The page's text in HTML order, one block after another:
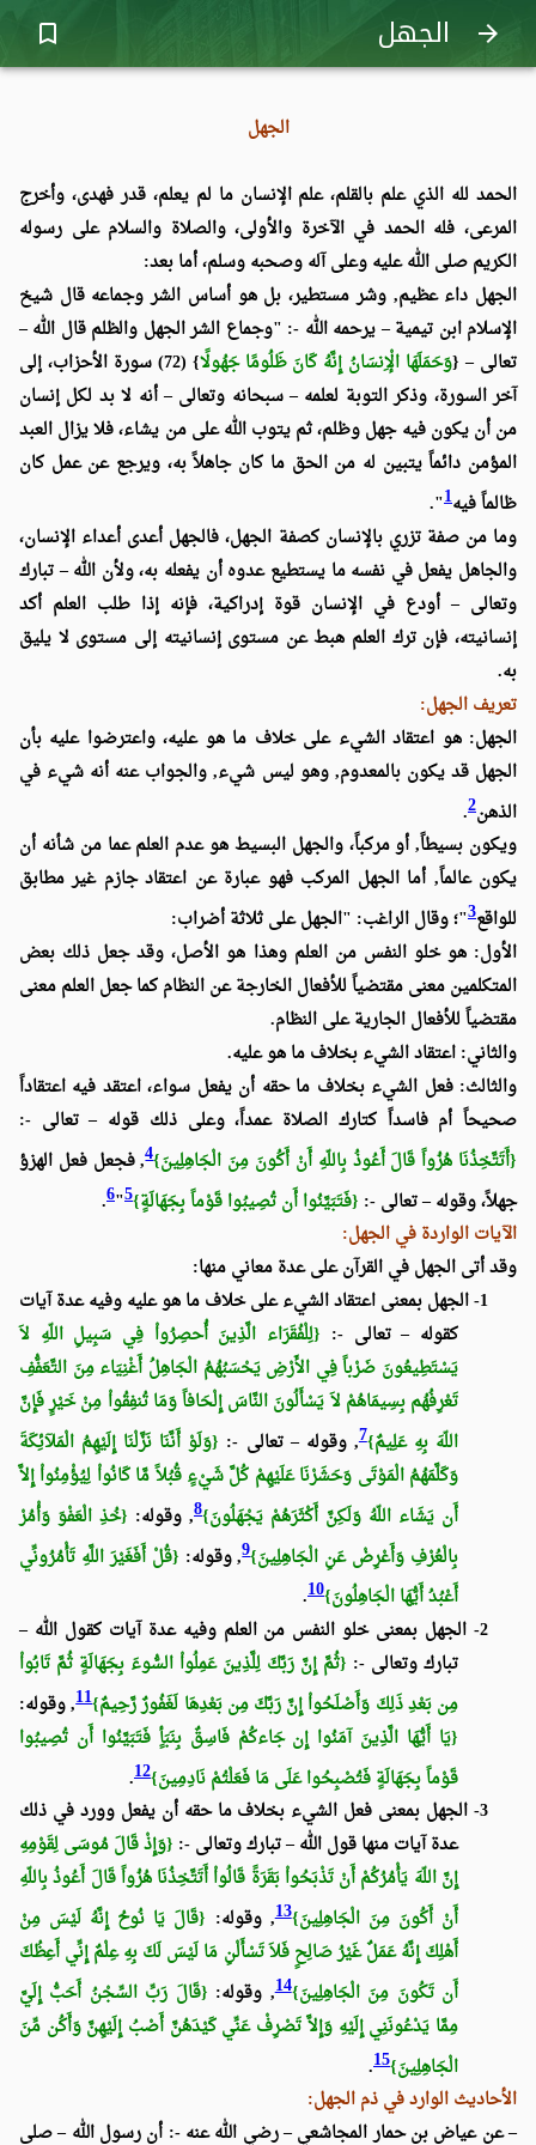
arrow_forward الجهل bookmark_border
الجهل
الحمد لله الذي علم بالقلم، علم الإنسان ما لم يعلم، قدر فهدى، وأخرج
المرعى، فله الحمد في الآخرة والأولى، والصلاة والسلام على رسوله
الكريم صلى الله عليه وعلى آله وصحبه وسلم، أما بعد:
الجهل داء عظيم, وشر مستطير، بل هو أساس الشر وجماعه قال شيخ
الإسلام ابن تيمية – يرحمه الله -: "وجماع الشر الجهل والظلم قال الله –
تعالى – {وَحَمَلَهَا الْإِنسَانُ إِنَّهُ كَانَ ظَلُومًا جَهُولًا} (72) سورة الأحزاب
، إلى
آخر السورة، وذكر التوبة لعلمه – سبحانه وتعالى – أنه لا بد لكل إنسان
من أن يكون فيه جهل وظلم، ثم يتوب الله على من يشاء، فلا يزال العبد
المؤمن دائماً يتبين له من الحق ما كان جاهلاً به، ويرجع عن عمل كان
ظالماً فيه1
".
وما من صفة تزري بالإنسان كصفة الجهل، فالجهل أعدى أعداء الإنسان،
والجاهل يفعل في نفسه ما يستطيع عدوه أن يفعله به، ولأن الله – تبارك
وتعالى – أودع في الإنسان قوة إدراكية، فإنه إذا طلب العلم أكد
إنسانيته، فإن ترك العلم هبط عن مستوى إنسانيته إلى مستوى لا يليق
به.
تعريف الجهل:
الجهل: هو اعتقاد الشيء على خلاف ما هو عليه، واعترضوا عليه بأن
الجهل قد يكون بالمعدوم, وهو ليس شيء, والجواب عنه أنه شيء في
الذهن2
.
ويكون بسيطاً, أو مركباً، والجهل البسيط هو عدم العلم عما من شأنه أن
يكون عالماً, أما الجهل المركب فهو عبارة عن اعتقاد جازم غير مطابق
للواقع3"؛ وقال الراغب: "الجهل على ثلاثة أضراب:
الأول: هو خلو النفس من العلم وهذا هو الأصل، وقد جعل ذلك بعض
المتكلمين معنى مقتضياً للأفعال الخارجة عن النظام كما جعل العلم معنى
مقتضياً للأفعال الجارية على النظام.
والثاني: اعتقاد الشيء بخلاف ما هو عليه.
والثالث: فعل الشيء بخلاف ما حقه أن يفعل سواء، اعتقد فيه اعتقاداً
صحيحاً أم فاسداً كتارك الصلاة عمداً، وعلى ذلك قوله – تعالى -:
{أَتَتَّخِذُنَا هُزُواً قَالَ أَعُوذُ بِاللّهِ أَنْ أَكُونَ مِنَ الْجَاهِلِينَ}4, فجعل فعل الهزؤ
جهلاً، وقوله – تعالى -: {فَتَبَيَّنُوا أَن تُصِيبُوا قَوْماً بِجَهَالَةٍ}5
"
6
.
الآيات الواردة في الجهل:
وقد أتى الجهل في القرآن على عدة معاني منها:
1- الجهل بمعنى اعتقاد الشيء على خلاف ما هو عليه وفيه عدة آيات
كقوله – تعالى -: {لِلْفُقَرَاء الَّذِينَ أُحصِرُواْ فِي سَبِيلِ اللّهِ لاَ
يَسْتَطِيعُونَ ضَرْباً فِي الأَرْضِ يَحْسَبُهُمُ الْجَاهِلُ أَغْنِيَاء مِنَ التَّعَفُّفِ
تَعْرِفُهُم بِسِيمَاهُمْ لاَ يَسْأَلُونَ النَّاسَ إِلْحَافاً وَمَا تُنفِقُواْ مِنْ خَيْرٍ فَإِنَّ
اللّهَ بِهِ عَلِيمٌ}7, وقوله – تعالى -: {وَلَوْ أَنَّنَا نَزَّلْنَا إِلَيْهِمُ الْمَلآئِكَةَ
وَكَلَّمَهُمُ الْمَوْتَى وَحَشَرْنَا عَلَيْهِمْ كُلَّ شَيْءٍ قُبُلاً مَّا كَانُواْ لِيُؤْمِنُواْ إِلاَّ
أَن يَشَاء اللّهُ وَلَكِنَّ أَكْثَرَهُمْ يَجْهَلُونَ}8, وقوله: {خُذِ الْعَفْوَ وَأْمُرْ
بِالْعُرْفِ وَأَعْرِضْ عَنِ الْجَاهِلِينَ}9, وقوله: {قُلْ أَفَغَيْرَ اللَّهِ تَأْمُرُونِّي
أَعْبُدُ أَيُّهَا الْجَاهِلُونَ}10
.
2- الجهل بمعنى خلو النفس من العلم وفيه عدة آيات كقول الله –
تبارك وتعالى -: {ثُمَّ إِنَّ رَبَّكَ لِلَّذِينَ عَمِلُواْ السُّوءَ بِجَهَالَةٍ ثُمَّ تَابُواْ
مِن بَعْدِ ذَلِكَ وَأَصْلَحُواْ إِنَّ رَبَّكَ مِن بَعْدِهَا لَغَفُورٌ رَّحِيمٌ}11, وقوله:
{يَا أَيُّهَا الَّذِينَ آمَنُوا إِن جَاءكُمْ فَاسِقٌ بِنَبَأٍ فَتَبَيَّنُوا أَن تُصِيبُوا
قَوْماً بِجَهَالَةٍ فَتُصْبِحُوا عَلَى مَا فَعَلْتُمْ نَادِمِينَ}12
.
3- الجهل بمعنى فعل الشيء بخلاف ما حقه أن يفعل وورد في ذلك
عدة آيات منها قول الله – تبارك وتعالى -: {وَإِذْ قَالَ مُوسَى لِقَوْمِهِ
إِنَّ اللّهَ يَأْمُرُكُمْ أَنْ تَذْبَحُواْ بَقَرَةً قَالُواْ أَتَتَّخِذُنَا هُزُواً قَالَ أَعُوذُ بِاللّهِ
أَنْ أَكُونَ مِنَ الْجَاهِلِينَ}13, وقوله: {قَالَ يَا نُوحُ إِنَّهُ لَيْسَ مِنْ
أَهْلِكَ إِنَّهُ عَمَلٌ غَيْرُ صَالِحٍ فَلاَ تَسْأَلْنِ مَا لَيْسَ لَكَ بِهِ عِلْمٌ إِنِّي أَعِظُكَ
أَن تَكُونَ مِنَ الْجَاهِلِينَ}14, وقوله: {قَالَ رَبِّ السِّجْنُ أَحَبُّ إِلَيَّ
مِمَّا يَدْعُونَنِي إِلَيْهِ وَإِلاَّ تَصْرِفْ عَنِّي كَيْدَهُنَّ أَصْبُ إِلَيْهِنَّ وَأَكُن مِّنَ
الْجَاهِلِينَ}15
.
الأحاديث الوارد في ذم الجهل:
– عن عياض بن حمار المجاشعي – رضي الله عنه -: أن رسول الله – صلى